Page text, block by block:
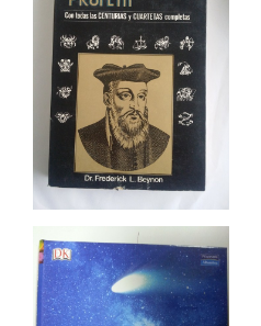
Papás, Mamás, Bebés...
Papás, Mamás, Bebés…
Poesía
Política
Psicología. Educación
Religión
Revistas